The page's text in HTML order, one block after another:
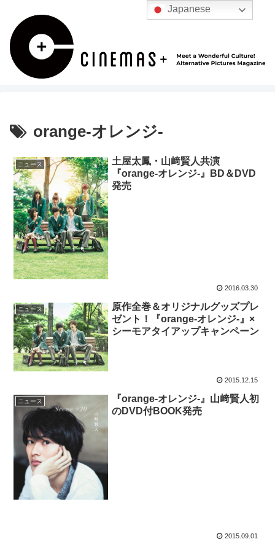
orange-オレンジ-
ニュース
土屋太鳳・山﨑賢人共演
『orange‐オレンジ‐』BD＆DVD
発売
2016.03.30
ニュース
原作全巻＆オリジナルグッズプレ
ゼント！『orange-オレンジ-』×
シーモアタイアップキャンペーン
2015.12.15
ニュース
『orange-オレンジ-』山﨑賢人初
のDVD付BOOK発売
2015.09.01
Japanese